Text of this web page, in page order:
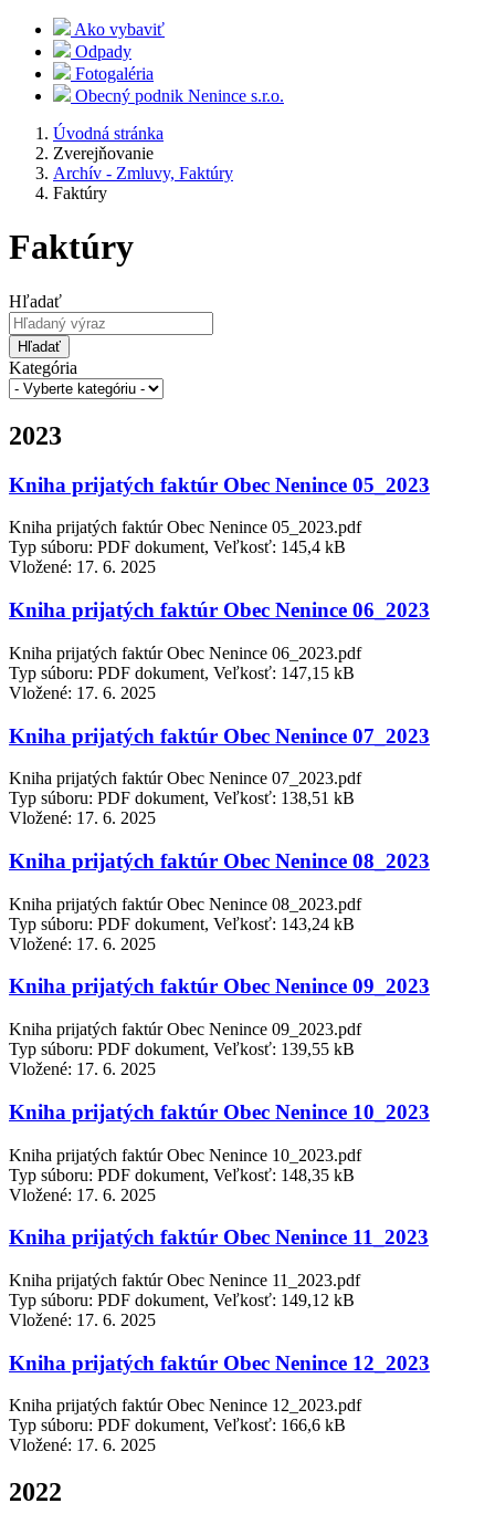
Ako vybaviť
Odpady
Fotogaléria
Obecný podnik Nenince s.r.o.
Úvodná stránka
Zverejňovanie
Archív - Zmluvy, Faktúry
Faktúry
Faktúry
Hľadať
Hľadať
Kategória
2023
Kniha prijatých faktúr Obec Nenince 05_2023
Kniha prijatých faktúr Obec Nenince 05_2023.pdf
Typ súboru: PDF dokument, Veľkosť: 145,4 kB
Vložené: 17. 6. 2025
Kniha prijatých faktúr Obec Nenince 06_2023
Kniha prijatých faktúr Obec Nenince 06_2023.pdf
Typ súboru: PDF dokument, Veľkosť: 147,15 kB
Vložené: 17. 6. 2025
Kniha prijatých faktúr Obec Nenince 07_2023
Kniha prijatých faktúr Obec Nenince 07_2023.pdf
Typ súboru: PDF dokument, Veľkosť: 138,51 kB
Vložené: 17. 6. 2025
Kniha prijatých faktúr Obec Nenince 08_2023
Kniha prijatých faktúr Obec Nenince 08_2023.pdf
Typ súboru: PDF dokument, Veľkosť: 143,24 kB
Vložené: 17. 6. 2025
Kniha prijatých faktúr Obec Nenince 09_2023
Kniha prijatých faktúr Obec Nenince 09_2023.pdf
Typ súboru: PDF dokument, Veľkosť: 139,55 kB
Vložené: 17. 6. 2025
Kniha prijatých faktúr Obec Nenince 10_2023
Kniha prijatých faktúr Obec Nenince 10_2023.pdf
Typ súboru: PDF dokument, Veľkosť: 148,35 kB
Vložené: 17. 6. 2025
Kniha prijatých faktúr Obec Nenince 11_2023
Kniha prijatých faktúr Obec Nenince 11_2023.pdf
Typ súboru: PDF dokument, Veľkosť: 149,12 kB
Vložené: 17. 6. 2025
Kniha prijatých faktúr Obec Nenince 12_2023
Kniha prijatých faktúr Obec Nenince 12_2023.pdf
Typ súboru: PDF dokument, Veľkosť: 166,6 kB
Vložené: 17. 6. 2025
2022